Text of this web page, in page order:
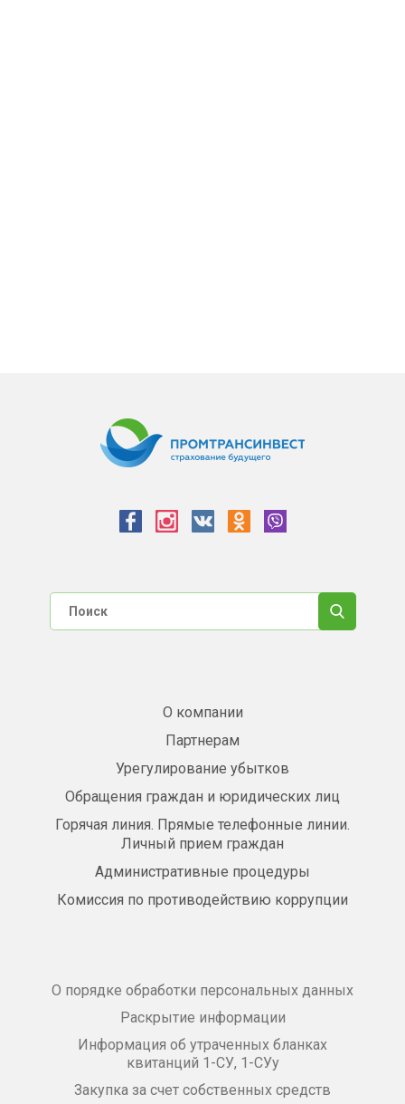
О компании
Партнерам
Урегулирование убытков
Обращения граждан и юридических лиц
Горячая линия. Прямые телефонные линии.
Личный прием граждан
Административные процедуры
Комиссия по противодействию коррупции
О порядке обработки персональных данных
Раскрытие информации
Информация об утраченных бланках
квитанций 1-СУ, 1-СУу
Закупка за счет собственных средств